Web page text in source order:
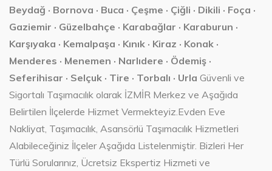
Beydağ · Bornova · Buca · Çeşme · Çiğli · Dikili · Foça ·
Gaziemir · Güzelbahçe · Karabağlar · Karaburun ·
Karşıyaka · Kemalpaşa · Kınık · Kiraz · Konak ·
Menderes · Menemen · Narlıdere · Ödemiş ·
Seferihisar · Selçuk · Tire · Torbalı · Urla Güvenli ve
Sigortalı Taşımacılık olarak İZMİR Merkez ve Aşağıda
Belirtilen İlçelerde Hizmet Vermekteyiz.Evden Eve
Nakliyat, Taşımacılık, Asansörlü Taşımacılık Hizmetleri
Alabileceğiniz İlçeler Aşağıda Listelenmiştir. Bizleri Her
Türlü Sorularınız, Ücretsiz Ekspertiz Hizmeti ve